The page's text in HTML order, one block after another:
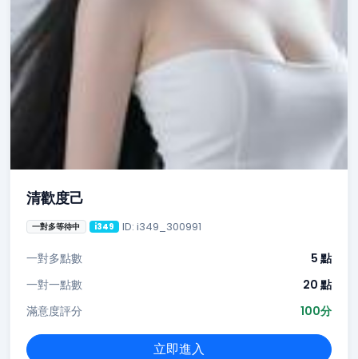
清歡度己
一對多等待中 i349 ID: i349_300991
一對多點數
5 點
一對一點數
20 點
滿意度評分
100分
立即進入